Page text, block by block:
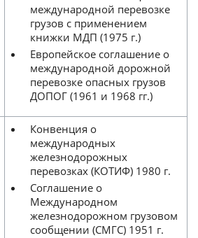
международной перевозке
грузов с применением
книжки МДП (1975 г.)
Европейское соглашение о
международной дорожной
перевозке опасных грузов
ДОПОГ (1961 и 1968 гг.)
Конвенция о
международных
железнодорожных
перевозках (КОТИФ) 1980 г.
Соглашение о
Международном
железнодорожном грузовом
сообщении (СМГС) 1951 г.